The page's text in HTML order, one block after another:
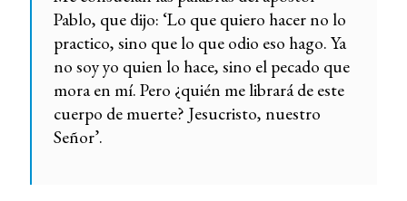
Pablo, que dijo: ‘Lo que quiero hacer no lo
practico, sino que lo que odio eso hago. Ya
no soy yo quien lo hace, sino el pecado que
mora en mí. Pero ¿quién me librará de este
cuerpo de muerte? Jesucristo, nuestro
Señor’.